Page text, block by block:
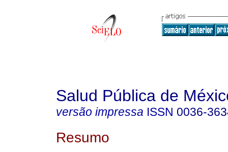
Salud Pública de
versão impressa ISSN 0036-
Resumo